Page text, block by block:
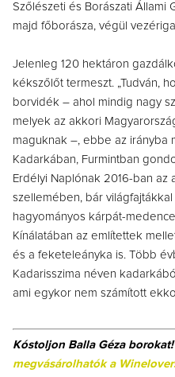
Szőlészeti és Borászati Állami
majd főborásza, végül
Jelenleg 120 hektáron
kékszőlőt termeszt. „Tudván,
borvidék – ahol mindig nagy
melyek az akkori
maguknak –, ebbe az irányba
Kadarkában, Furmintban
Erdélyi Naplónak 2016-ban az
szellemében, bár
hagyományos kárpát-
Kínálatában az említettek
és a feketeleányka is. Több
Kadarisszima néven
ami egykor nem számított
Kóstoljon Balla Géza borokat!
megvásárolhatók a